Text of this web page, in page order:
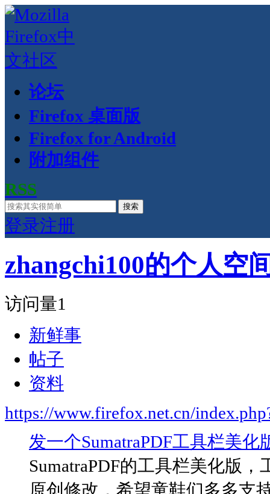
论坛
Firefox 桌面版
Firefox for Android
附加组件
RSS
搜索
登录注册
zhangchi100的个人空
访问量1
新鲜事
帖子
资料
https://www.firefox.net.cn/
发一个SumatraPDF工具栏美
SumatraPDF的工具栏美化版
原创修改，希望童鞋们多多支